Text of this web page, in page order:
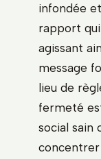
infondée
rapport
agissant
message
lieu de
fermeté
social sain
concentrer